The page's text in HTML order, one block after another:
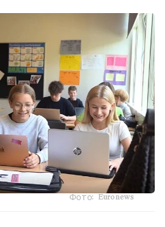
Фото: Euronews